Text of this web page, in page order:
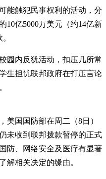
能触犯民事权利的活动，分
10亿5000万美元（约14亿新
园内反犹活动，扣压几所常
生担忧联邦政府在打压言论
美国国防部在周二（8日）
未收到联邦拨款暂停的正式
防、网络安全及医疗有显著
解相关决定的缘由。